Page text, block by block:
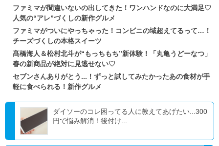
ファミマが間違いないの出してきた！ワンハンドなのに大満足♡
人気の“アレ”づくしの新作グルメ
ファミマがついにやっちゃった！コンビニの域超えてるって…！
チーズづくしの本格スイーツ
髙橋海人＆松村北斗が“もっちもち”新体験！「丸亀うどーなつ」
春の新商品が絶対に見逃せない♡
セブンさんありがとう...！ずっと試してみたかったあの食材が手
軽に食べられる！新作グルメ
ダイソーのコレ困ってる人に教えてあげたい...300
円で悩み解消！後付け...